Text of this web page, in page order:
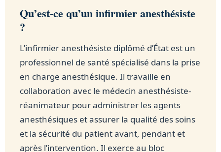
Qu’est-ce qu’un infirmier anesthésiste
?
L’infirmier anesthésiste diplômé d’État est un
professionnel de santé spécialisé dans la prise
en charge anesthésique. Il travaille en
collaboration avec le médecin anesthésiste-
réanimateur pour administrer les agents
anesthésiques et assurer la qualité des soins
et la sécurité du patient avant, pendant et
après l’intervention. Il exerce au bloc